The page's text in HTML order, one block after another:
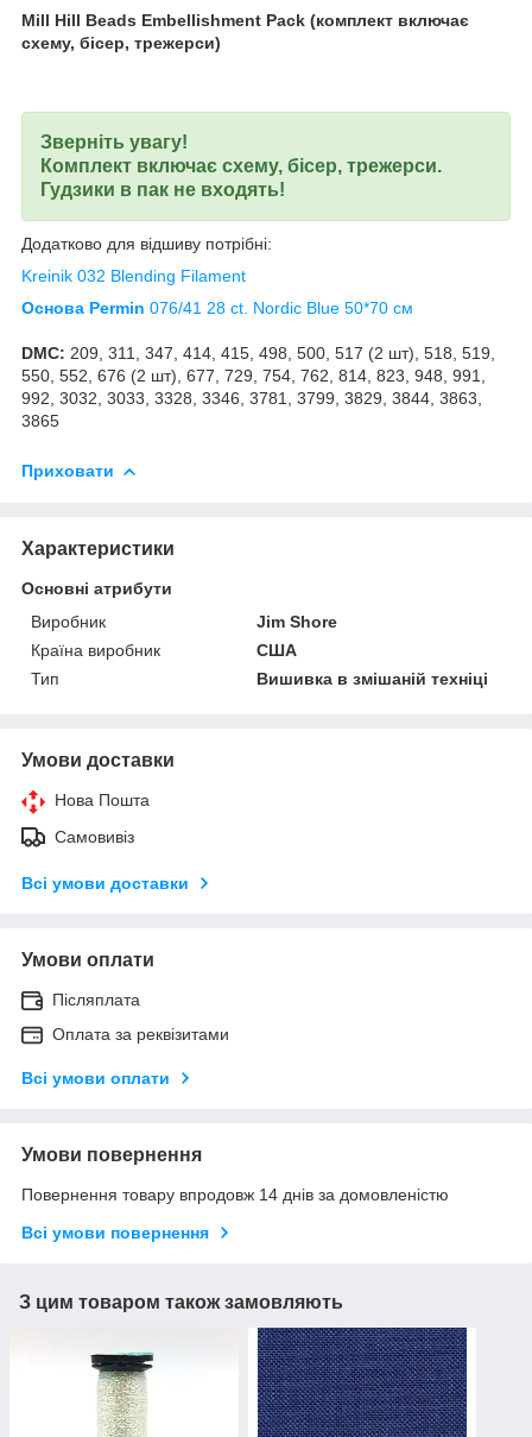
Mill Hill Beads Embellishment Pack (комплект включає
схему, бісер, трежерси)
Зверніть увагу!
Комплект включає схему, бісер, трежерси.
Гудзики в пак не входять!
Додатково для відшиву потрібні:
Kreinik 032 Blending Filament
Основа Permin 076/41 28 ct. Nordic Blue 50*70 см
DMC: 209, 311, 347, 414, 415, 498, 500, 517 (2 шт), 518, 519,
550, 552, 676 (2 шт), 677, 729, 754, 762, 814, 823, 948, 991,
992, 3032, 3033, 3328, 3346, 3781, 3799, 3829, 3844, 3863,
3865
Приховати
Характеристики
Основні атрибути
Виробник
Jim Shore
Країна виробник
США
Тип
Вишивка в змішаній техніці
Умови доставки
Нова Пошта
Самовивіз
Всі умови доставки
Умови оплати
Післяплата
Оплата за реквізитами
Всі умови оплати
Умови повернення
Повернення товару впродовж 14 днів за домовленістю
Всі умови повернення
З цим товаром також замовляють